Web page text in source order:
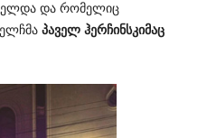
და რომელიც
პაველ ჰერჩინსკიმაც